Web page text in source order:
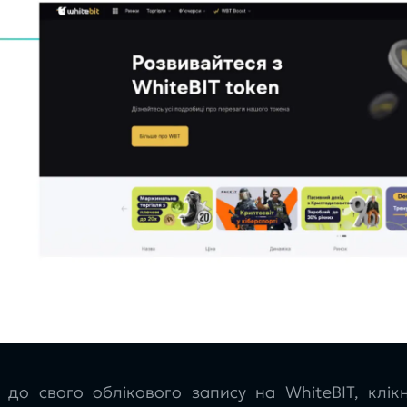
до свого облікового запису на WhiteBIT,